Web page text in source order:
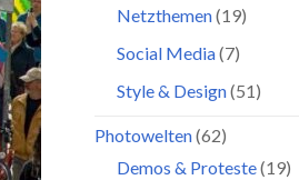
Netzthemen(19)
Social Media(7)
Style & Design(51)
Photowelten(62)
Demos & Proteste(19)